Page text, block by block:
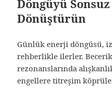
Döngüyü
Dönüştürün
Günlük enerji döngüsü,
rehberlikle ilerler.
rezonanslarında
engellere titreşim